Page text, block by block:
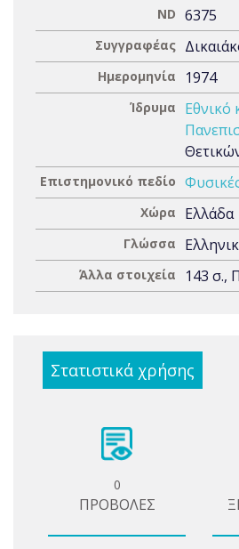
ND 6375
Συγγραφέας
Ημερομηνία 1974
Ίδρυμα
Εθνικό
Επιστημονικό πεδίο
Χώρα Ελλάδα
Γλώσσα
Άλλα στοιχεία 143 σ.,
Στατιστικά χρήσης
0
ΠΡΟΒΟΛΕΣ